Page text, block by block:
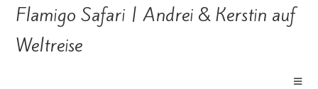
Flamigo Safari | Andrei & Kerstin auf
Weltreise